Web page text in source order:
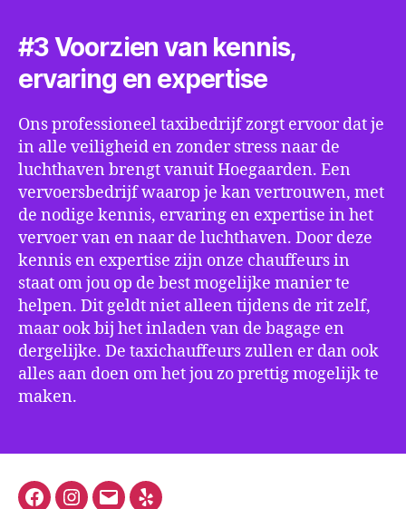
#3 Voorzien van kennis,
ervaring en expertise
Ons professioneel taxibedrijf zorgt ervoor dat je
in alle veiligheid en zonder stress naar de
luchthaven brengt vanuit Hoegaarden. Een
vervoersbedrijf waarop je kan vertrouwen, met
de nodige kennis, ervaring en expertise in het
vervoer van en naar de luchthaven. Door deze
kennis en expertise zijn onze chauffeurs in
staat om jou op de best mogelijke manier te
helpen. Dit geldt niet alleen tijdens de rit zelf,
maar ook bij het inladen van de bagage en
dergelijke. De taxichauffeurs zullen er dan ook
alles aan doen om het jou zo prettig mogelijk te
maken.